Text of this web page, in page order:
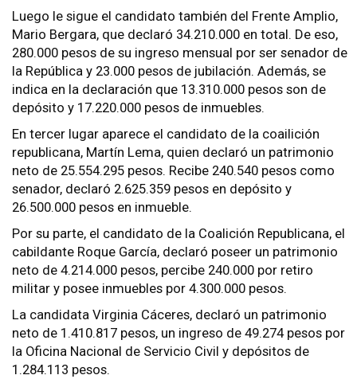
Luego le sigue el candidato también del Frente Amplio,
Mario Bergara, que declaró 34.210.000 en total. De eso,
280.000 pesos de su ingreso mensual por ser senador de
la República y 23.000 pesos de jubilación. Además, se
indica en la declaración que 13.310.000 pesos son de
depósito y 17.220.000 pesos de inmuebles.
En tercer lugar aparece el candidato de la coailición
republicana, Martín Lema, quien declaró un patrimonio
neto de 25.554.295 pesos. Recibe 240.540 pesos como
senador, declaró 2.625.359 pesos en depósito y
26.500.000 pesos en inmueble.
Por su parte, el candidato de la Coalición Republicana, el
cabildante Roque García, declaró poseer un patrimonio
neto de 4.214.000 pesos, percibe 240.000 por retiro
militar y posee inmuebles por 4.300.000 pesos.
La candidata Virginia Cáceres, declaró un patrimonio
neto de 1.410.817 pesos, un ingreso de 49.274 pesos por
la Oficina Nacional de Servicio Civil y depósitos de
1.284.113 pesos.